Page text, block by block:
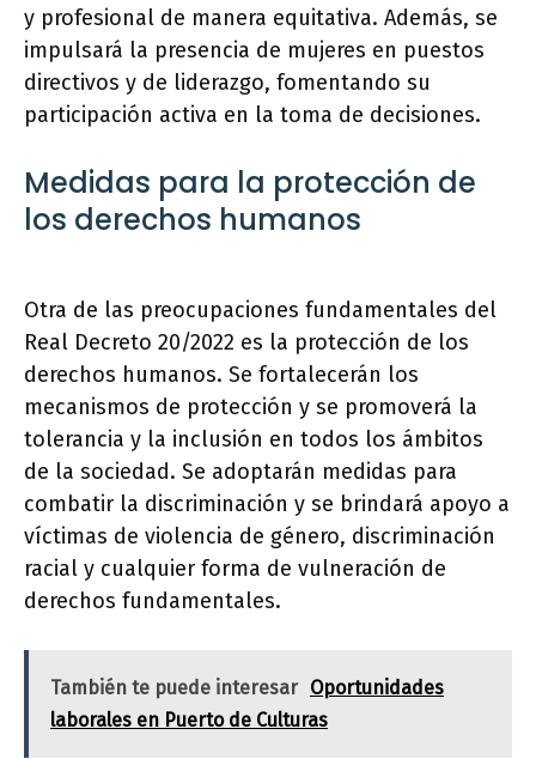
y profesional de manera equitativa. Además, se
impulsará la presencia de mujeres en puestos
directivos y de liderazgo, fomentando su
participación activa en la toma de decisiones.
Medidas para la protección de
los derechos humanos
Otra de las preocupaciones fundamentales del
Real Decreto 20/2022 es la protección de los
derechos humanos. Se fortalecerán los
mecanismos de protección y se promoverá la
tolerancia y la inclusión en todos los ámbitos
de la sociedad. Se adoptarán medidas para
combatir la discriminación y se brindará apoyo a
víctimas de violencia de género, discriminación
racial y cualquier forma de vulneración de
derechos fundamentales.
También te puede interesar Oportunidades
laborales en Puerto de Culturas